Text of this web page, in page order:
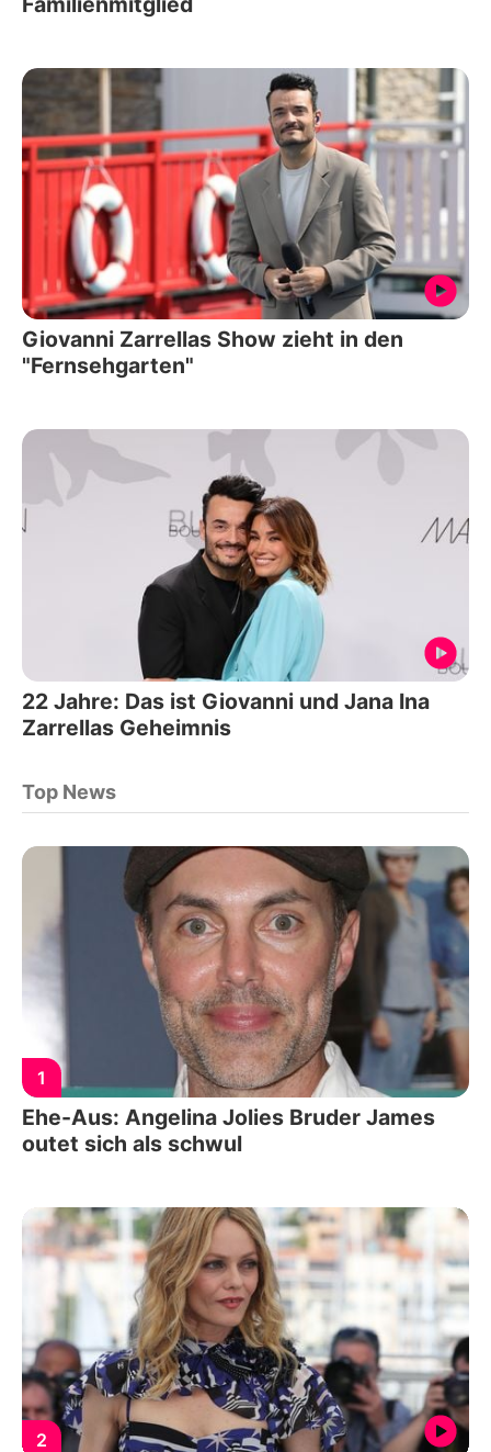
Giovanni Zarrellas Show zieht in den
"Fernsehgarten"
22 Jahre: Das ist Giovanni und Jana Ina
Zarrellas Geheimnis
Top News
1
Ehe-Aus: Angelina Jolies Bruder James
outet sich als schwul
2